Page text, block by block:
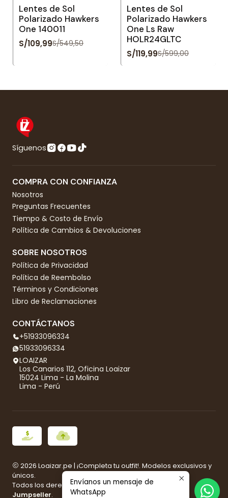
Lentes de Sol
Polarizado Hawkers
One 140011
S/109,99S/549,50
Lentes de Sol
Polarizado Hawkers
One Ls Raw
HOLR24GLTC
S/119,99S/599,00
Síguenos
COMPRA CON CONFIANZA
Nosotros
Preguntas Frecuentes
Tiempo & Costo de Envío
Política de Cambios & Devoluciones
SOBRE NOSOTROS
Política de Privacidad
Política de Reembolso
Términos y Condiciones
Libro de Reclamaciones
CONTÁCTANOS
+51933096334
51933096334
LOAIZAR
Los Canarios 112, Oficina Loaizar
15024 Lima - La Molina
Lima - Perú
2026 Loaizar.pe | ¡Completa tu outfit!. Modelos exclusivos y
únicos.
Todos los derechos reservados.Desarrollado por
Jumpseller.
Envíanos un mensaje de
WhatsApp